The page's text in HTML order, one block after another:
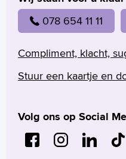
English
Polski
Türkçe
078 654 11 11
Compliment, klacht,
Stuur een kaartje en
Volg ons op Social